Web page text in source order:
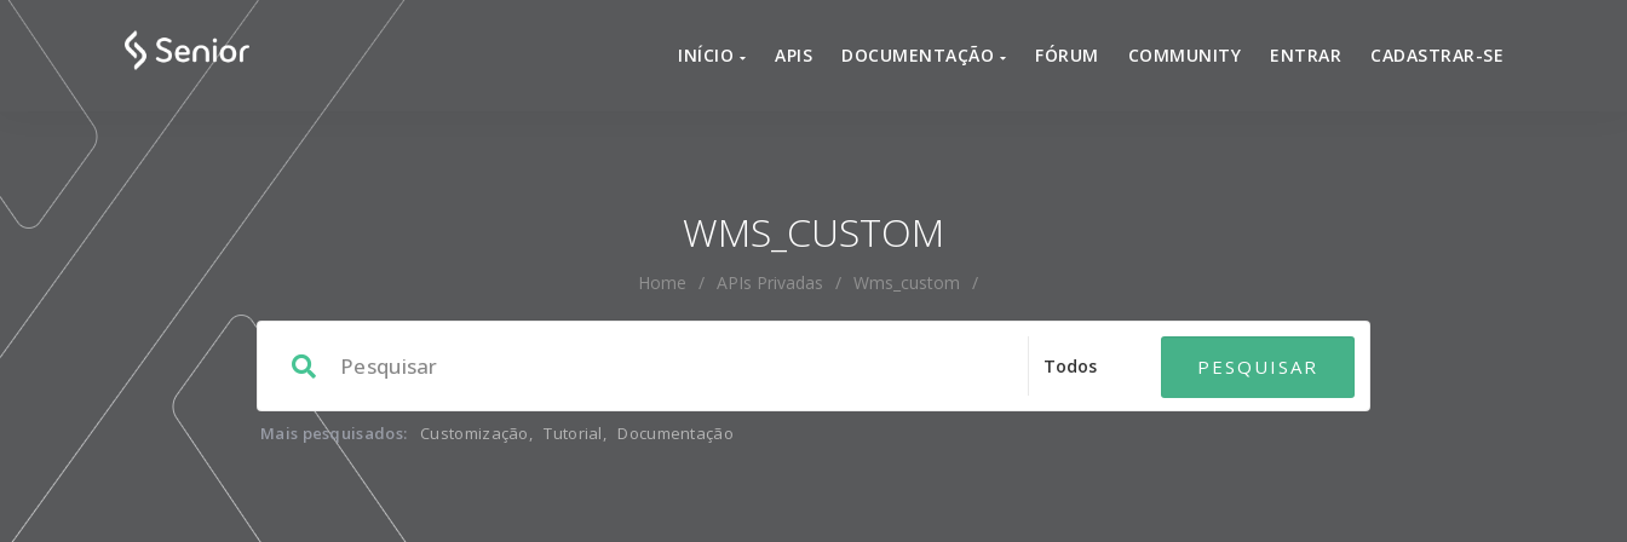
INÍCIO APIS DOCUMENTAÇÃO FÓRUM COMMUNITY ENTRAR CADASTRAR-SE
WMS_CUSTOM
Home / APIs Privadas / Wms_custom /
Mais pesquisados: Customização, Tutorial, Documentação